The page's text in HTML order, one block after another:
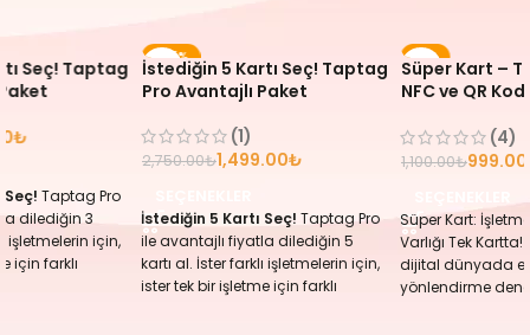
Seç! Taptag
₺
Seç! Taptag Pro
dilediğin 3
işletmelerin için,
için farklı
-45%
İstediğin 5 Kartı Seç! Taptag
Pro Avantajlı Paket
(1)
2,750.00₺1,499.00₺
İstediğin 5 Kartı Seç! Taptag Pro
ile avantajlı fiyatla dilediğin 5
kartı al. İster farklı işletmelerin için,
ister tek bir işletme için farklı
-9%
YENI
Süper Kart –
NFC ve QR
Kartta
(4)
1,100.00₺999.00
Süper Kart:
Varlığı Tek
dijital dünyada
yönlendirme